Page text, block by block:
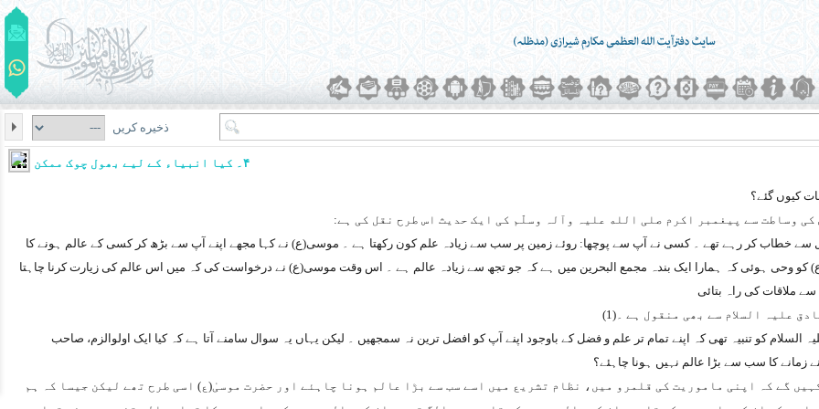
ذخیره کریں
۴۔ کیا انبیاء کے لیے بھول چوک ممکن ہے؟
وساطت سے پیغمبر اکرم صلی الله علیہ وآلہ وسلّم کی ایک حدیث اس طرح نقل کی ہے:
سے خطاب کر رہے تھے ۔ کسی نے آپ سے پوچھا: روئے زمین پر سب سے زیادہ علم کون رکھتا ہے ۔ موسی(ع) نے کہا مجھے اپنے آپ سے بڑھ کر کسی کے عالم ہونے کا
وحی ہوئی کہ ہمارا ایک بندہ مجمع البحرین میں ہے کہ جو تجھ سے زیادہ عالم ہے ۔ اس وقت موسی(ع) نے درخواست کی کہ میں اس عالم کی زیارت کرنا چاہتا
ملاقات کی راہ بتائی
علیہ السلام سے بھی منقول ہے ۔(1
)
کو تنبیہ تھی کہ اپنے تمام تر علم و فضل کے باوجود اپنے آپ کو افضل ترین نہ سمجھیں ۔ لیکن یہاں یہ سوال سامنے آتا ہے کہ کیا ایک اولوالزم، صاحب
کا سب سے بڑا عالم نہیں ہونا چاہئے؟
گے کہ اپنی ماموریت کی قلمرو میں، نظام تشریع میں اسے سب سے بڑا عالم ہونا چاہئے اور حضرت موسیٰ(ع) اسی طرح تھے لیکن جیسا کہ ہم